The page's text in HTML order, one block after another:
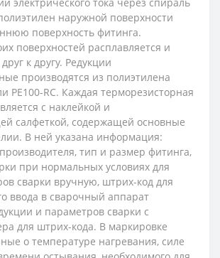
наружной поверхности
поверхность фитинга.
поверхностей расплавляется и
к другу. Редукции
производятся из полиэтилена
PE100-RC. Каждая терморезисторная
с наклейкой и
салфеткой, содержащей основные
В ней указана информация:
тип и размер фитинга,
при нормальных условиях для
сварки вручную, штрих-код для
ввода в сварочный аппарат
и параметров сварки с
для штрих-кода. В маркировке
о температуре нагревания, силе